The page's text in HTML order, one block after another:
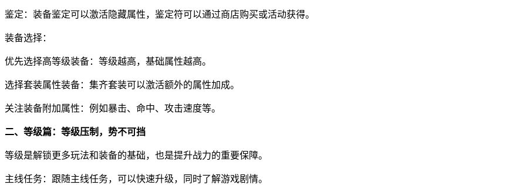
鉴定：装备鉴定可以激活隐藏属性，鉴定符可以通过商店购买或活动获得。
装备选择：
优先选择高等级装备：等级越高，基础属性越高。
选择套装属性装备：集齐套装可以激活额外的属性加成。
关注装备附加属性：例如暴击、命中、攻击速度等。
二、等级篇：等级压制，势不可挡
等级是解锁更多玩法和装备的基础，也是提升战力的重要保障。
主线任务：跟随主线任务，可以快速升级，同时了解游戏剧情。